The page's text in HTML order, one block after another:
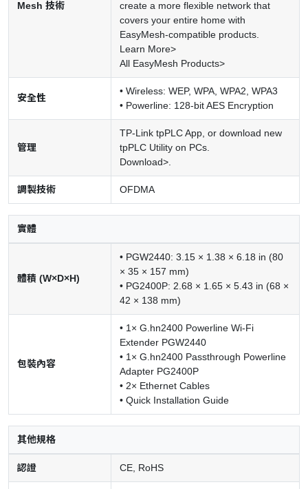
Mesh 技術
create a more flexible network that
covers your entire home with
EasyMesh-compatible products.
Learn More>
All EasyMesh Products>
安全性
• Wireless: WEP, WPA, WPA2, WPA3
• Powerline: 128-bit AES Encryption
管理
TP-Link tpPLC App, or download new
tpPLC Utility on PCs.
Download>.
調製技術 OFDMA
實體
體積 (W×D×H)
• PGW2440: 3.15 × 1.38 × 6.18 in (80
× 35 × 157 mm)
• PG2400P: 2.68 × 1.65 × 5.43 in (68 ×
42 × 138 mm)
包裝內容
• 1× G.hn2400 Powerline Wi-Fi
Extender PGW2440
• 1× G.hn2400 Passthrough Powerline
Adapter PG2400P
• 2× Ethernet Cables
• Quick Installation Guide
其他規格
認證 CE, RoHS